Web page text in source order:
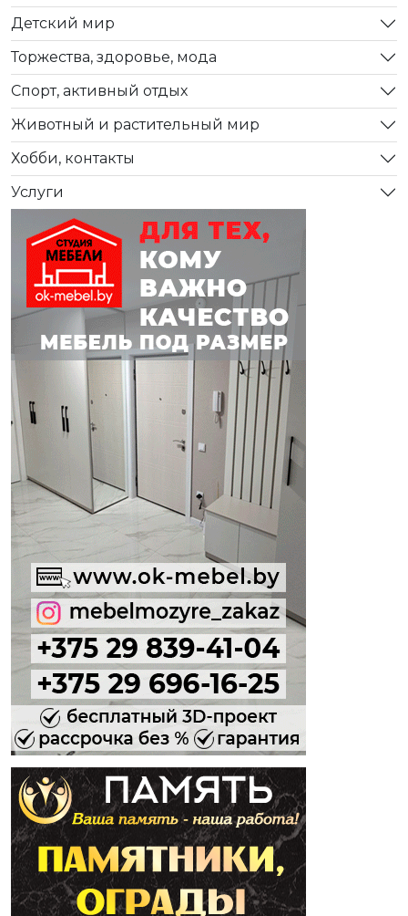
Детский мир
Торжества, здоровье, мода
Спорт, активный отдых
Животный и растительный мир
Хобби, контакты
Услуги